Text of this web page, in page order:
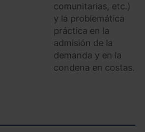
comunitarias, etc.)
y la problemática
práctica en la
admisión de la
demanda y en la
condena en costas.